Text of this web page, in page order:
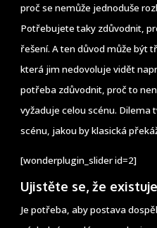
proč se nemůže jednoduše
Potřebujete taky zdůvodnit,
řešení. A ten důvod může být
která jim nedovoluje vidět
potřeba zdůvodnit, proč to
vyžaduje celou scénu.
scénu, jakou by klasická
[wonderplugin_slider id=2]
Ujistěte se, že
Je potřeba, aby postava